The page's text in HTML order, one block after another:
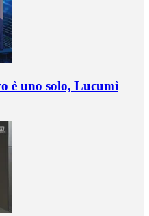
è uno solo, Lucumì